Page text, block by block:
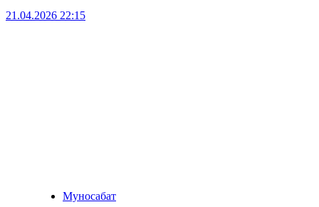
21.04.2026 22:15
Муносабат